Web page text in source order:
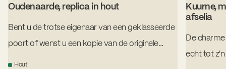
Oudenaarde, replica in hout
Bent u de trotse eigenaar van een geklasseerde
poort of wenst u een kopie van de originele
Hout
Kuurne,
afselia
De
echt tot z'n